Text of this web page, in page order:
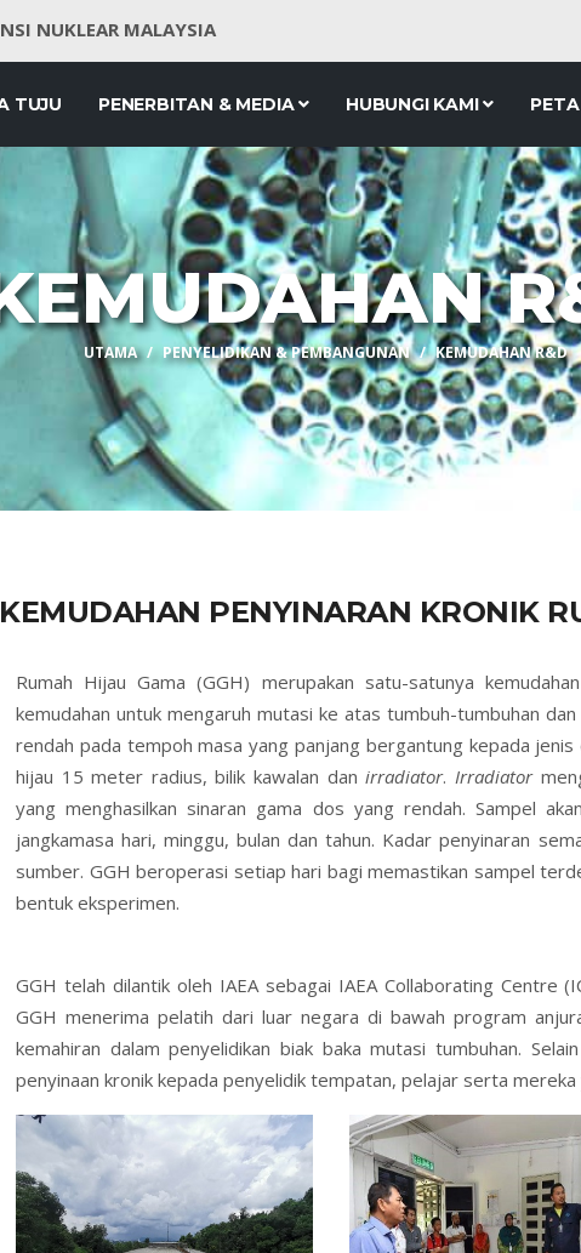
NUKLEAR MALAYSIA
TUJU PENERBITAN & MEDIA HUBUNGI KAMI
UTAMA PENYELIDIKAN & PEMBANGUNAN KEMUDAHAN R&D
KEMUDAHAN PENYINARAN KRONIK
Rumah Hijau Gama (GGH) merupakan satu-satunya
kemudahan untuk mengaruh mutasi ke atas tumbuh-tumbuhan
rendah pada tempoh masa yang panjang bergantung kepada
hijau 15 meter radius, bilik kawalan danirradiator. Irradiator
yang menghasilkan sinaran gama dos yang rendah. Sampel
jangkamasa hari, minggu, bulan dan tahun. Kadar penyinaran
sumber. GGH beroperasi setiap hari bagi memastikan sampel
bentuk eksperimen.
GGH telah dilantik oleh IAEA sebagai IAEA Collaborating Centre
GGH menerima pelatih dari luar negara di bawah program
kemahiran dalam penyelidikan biak baka mutasi tumbuhan.
penyinaan kronik kepada penyelidik tempatan, pelajar serta